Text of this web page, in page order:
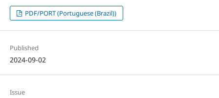
PDF/PORT (Portuguese (Brazil))
Published
2024-09-02
Issue